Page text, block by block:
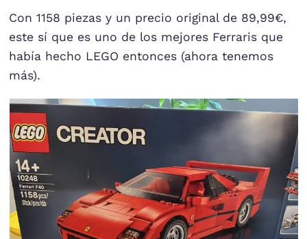
Con 1158 piezas y un precio original de 89,99€,
este sí que es uno de los mejores Ferraris que
había hecho LEGO entonces (ahora tenemos
más).